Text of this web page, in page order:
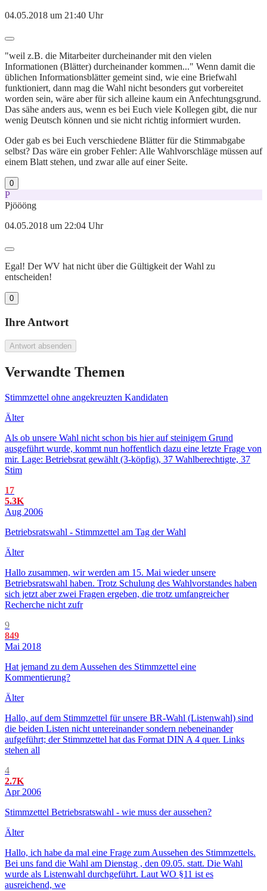
04.05.2018 um 21:40 Uhr
"weil z.B. die Mitarbeiter durcheinander mit den vielen
Informationen (Blätter) durcheinander kommen..." Wenn damit die
üblichen Informationsblätter gemeint sind, wie eine Briefwahl
funktioniert, dann mag die Wahl nicht besonders gut vorbereitet
worden sein, wäre aber für sich alleine kaum ein Anfechtungsgrund.
Das sähe anders aus, wenn es bei Euch viele Kollegen gibt, die nur
wenig Deutsch können und sie nicht richtig informiert wurden.
Oder gab es bei Euch verschiedene Blätter für die Stimmabgabe
selbst? Das wäre ein grober Fehler: Alle Wahlvorschläge müssen auf
einem Blatt stehen, und zwar alle auf einer Seite.
0
P
Pjöööng
04.05.2018 um 22:04 Uhr
Egal! Der WV hat nicht über die Gültigkeit der Wahl zu
entscheiden!
0
Ihre Antwort
Antwort absenden
Verwandte Themen
Stimmzettel ohne angekreuzten Kandidaten
Älter
Als ob unsere Wahl nicht schon bis hier auf steinigem Grund
ausgeführt wurde, kommt nun hoffentlich dazu eine letzte Frage von
mir. Lage: Betriebsrat gewählt (3-köpfig), 37 Wahlberechtigte, 37
Stim
17
5.3K
Aug 2006
Betriebsratswahl - Stimmzettel am Tag der Wahl
Älter
Hallo zusammen, wir werden am 15. Mai wieder unsere
Betriebsratswahl haben. Trotz Schulung des Wahlvorstandes haben
sich jetzt aber zwei Fragen ergeben, die trotz umfangreicher
Recherche nicht zufr
9
849
Mai 2018
Hat jemand zu dem Aussehen des Stimmzettel eine
Kommentierung?
Älter
Hallo, auf dem Stimmzettel für unsere BR-Wahl (Listenwahl) sind
die beiden Listen nicht untereinander sondern nebeneinander
aufgeführt; der Stimmzettel hat das Format DIN A 4 quer. Links
stehen all
4
2.7K
Apr 2006
Stimmzettel Betriebsratswahl - wie muss der aussehen?
Älter
Hallo, ich habe da mal eine Frage zum Aussehen des Stimmzettels.
Bei uns fand die Wahl am Dienstag , den 09.05. statt. Die Wahl
wurde als Listenwahl durchgeführt. Laut WO §11 ist es
ausreichend, we